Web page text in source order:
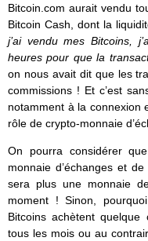
Bitcoin.com aurait vendu
Bitcoin Cash, dont la
j’ai vendu mes Bitcoins,
heures pour que la
on nous avait dit que les
commissions ! Et c’est
notamment à la connexion
rôle de crypto-monnaie
On pourra considérer
monnaie d’échanges et
sera plus une monnaie
moment ! Sinon,
Bitcoins achètent
tous les mois ou au